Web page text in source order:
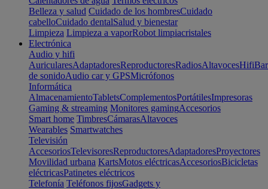
Belleza y salud Cuidado de los hombresCuidado
cabelloCuidado dentalSalud y bienestar
Limpieza Limpieza a vaporRobot limpiacristales
Electrónica
Audio y hifi
AuricularesAdaptadoresReproductoresRadiosAltavocesHifi
de sonidoAudio car y GPSMicrófonos
Informática
AlmacenamientoTabletsComplementosPortátilesImpresoras
Gaming & streaming Monitores gamingAccesorios
Smart home TimbresCámarasAltavoces
Wearables Smartwatches
Televisión
AccesoriosTelevisoresReproductoresAdaptadoresProyectores
Movilidad urbana KartsMotos eléctricasAccesoriosBicicletas
eléctricasPatinetes eléctricos
Telefonía Teléfonos fijosGadgets y